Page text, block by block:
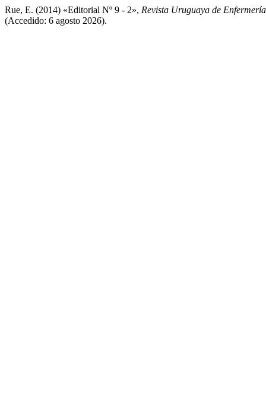
Rue, E. (2014) «Editorial Nº 9 - 2», Revista Uruguaya de Enfermería
(Accedido: 6 agosto 2026).